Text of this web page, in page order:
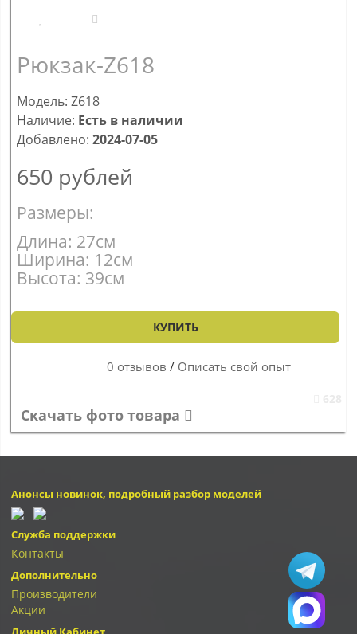
Рюкзак-Z618
Модель: Z618
Наличие: Есть в наличии
Добавлено: 2024-07-05
650 рублей
Размеры:
Длина: 27см
Ширина: 12см
Высота: 39см
КУПИТЬ
0 отзывов / Описать свой опыт
Скачать фото товара
Анонсы новинок, подробный разбор моделей
Служба поддержки
Контакты
Дополнительно
Производители
Акции